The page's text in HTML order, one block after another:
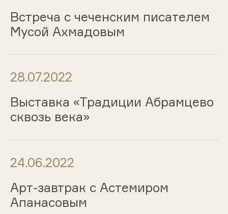
Встреча с чеченским писателем
Мусой Ахмадовым
28.07.2022
Выставка «Традиции Абрамцево
сквозь века»
24.06.2022
Арт-завтрак с Астемиром
Апанасовым